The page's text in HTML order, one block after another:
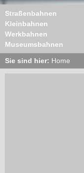
Straßenbahnen
Kleinbahnen
Werkbahnen
Museumsbahnen
Sie sind hier: Home